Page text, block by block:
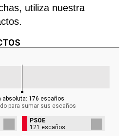
utiliza nuestra
absoluta: 176 escaños
para sumar sus escaños
PSOE
121 escaños